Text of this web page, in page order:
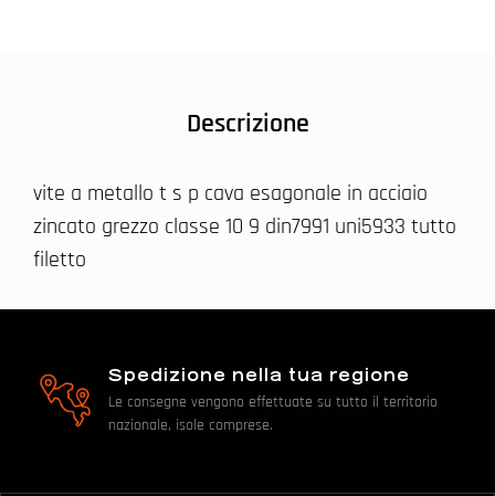
Descrizione
vite a metallo t s p cava esagonale in acciaio
zincato grezzo classe 10 9 din7991 uni5933 tutto
filetto
Spedizione nella tua regione
Le consegne vengono effettuate su tutto il territorio
nazionale, isole comprese.